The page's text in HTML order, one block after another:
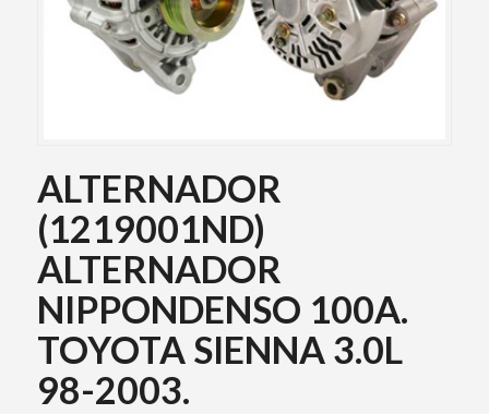
ALTERNADOR
(1219001ND)
ALTERNADOR
NIPPONDENSO 100A.
TOYOTA SIENNA 3.0L
98-2003.